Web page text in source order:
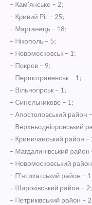
– Кам’янське – 2;
– Кривий Ріг – 25;
– Марганець – 18;
– Нікополь – 5;
– Новомосковськ – 1;
– Покров – 9;
– Першотравенськ – 1;
– Вільногірськ – 1;
– Синельникове – 1;
– Апостоловський район
– Верхньодніпровський
– Криничанський район –
– Магдалинівський район
– Новомосковський
– П’ятихатський район –
– Широківський район – 2;
– Петриківський район –